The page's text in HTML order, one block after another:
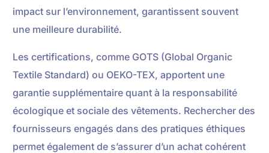
impact sur l’environnement, garantissent souvent
une meilleure durabilité.
Les certifications, comme GOTS (Global Organic
Textile Standard) ou OEKO-TEX, apportent une
garantie supplémentaire quant à la responsabilité
écologique et sociale des vêtements. Rechercher des
fournisseurs engagés dans des pratiques éthiques
permet également de s’assurer d’un achat cohérent